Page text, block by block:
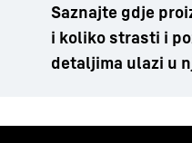
Saznajte gdje
i koliko strasti i
detaljima ulazi u